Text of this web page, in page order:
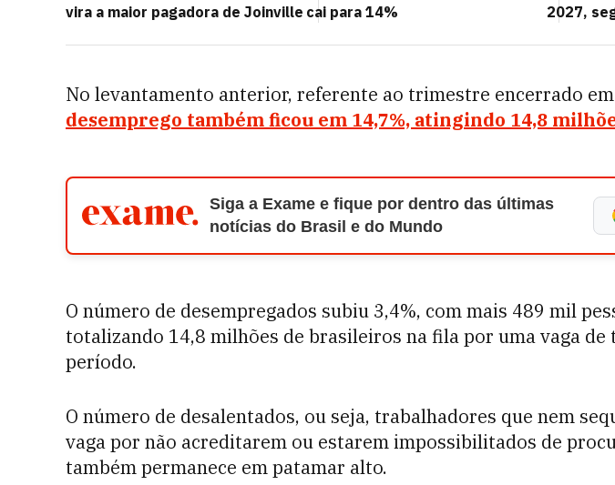
vira a maior pagadora de Joinville cai para 14%
2027,
No levantamento anterior, referente ao trimestre encerrado
desemprego também ficou em 14,7%, atingindo 14,8
Siga a Exame e fique por dentro das últimas
notícias do Brasil e do Mundo
O número de desempregados subiu 3,4%, com mais 489 mil
totalizando 14,8 milhões de brasileiros na fila por uma vaga de
período.
O número de desalentados, ou seja, trabalhadores que nem
vaga por não acreditarem ou estarem impossibilitados de
também permanece em patamar alto.